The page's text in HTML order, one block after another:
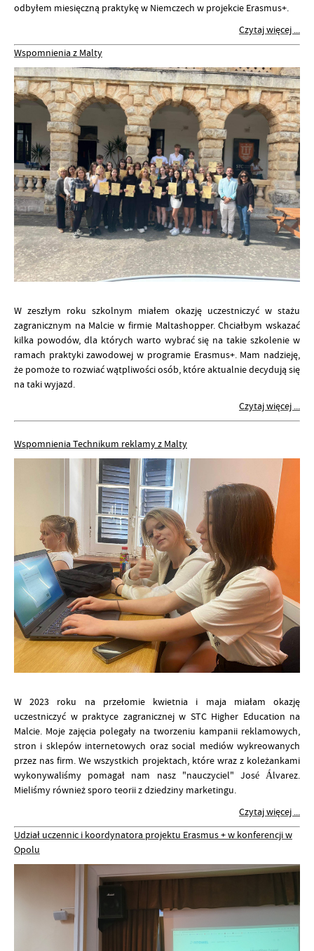
odbyłem miesięczną praktykę w Niemczech w projekcie Erasmus+.
Czytaj więcej ...
Wspomnienia z Malty
W zeszłym roku szkolnym miałem okazję uczestniczyć w stażu
zagranicznym na Malcie w firmie Maltashopper. Chciałbym wskazać
kilka powodów, dla których warto wybrać się na takie szkolenie w
ramach praktyki zawodowej w programie Erasmus+. Mam nadzieję,
że pomoże to rozwiać wątpliwości osób, które aktualnie decydują się
na taki wyjazd.
Czytaj więcej ...
Wspomnienia Technikum reklamy z Malty
W 2023 roku na przełomie kwietnia i maja miałam okazję
uczestniczyć w praktyce zagranicznej w STC Higher Education na
Malcie. Moje zajęcia polegały na tworzeniu kampanii reklamowych,
stron i sklepów internetowych oraz social mediów wykreowanych
przez nas firm. We wszystkich projektach, które wraz z koleżankami
wykonywaliśmy pomagał nam nasz "nauczyciel" José Álvarez.
Mieliśmy również sporo teorii z dziedziny marketingu.
Czytaj więcej ...
Udział uczennic i koordynatora projektu Erasmus + w konferencji w
Opolu